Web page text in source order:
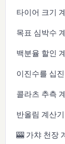
타이어 크기
목표 심박수
백분율 할인
이진수를 십
콜라츠 추측
반올림 계산기
🎰 가챠 천장